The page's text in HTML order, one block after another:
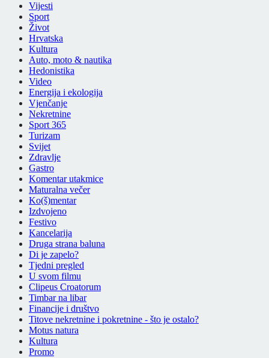
Vijesti
Sport
Život
Hrvatska
Kultura
Auto, moto & nautika
Hedonistika
Video
Energija i ekologija
Vjenčanje
Nekretnine
Sport 365
Turizam
Svijet
Zdravlje
Gastro
Komentar utakmice
Maturalna večer
Ko(š)mentar
Izdvojeno
Festivo
Kancelarija
Druga strana baluna
Di je zapelo?
Tjedni pregled
U svom filmu
Clipeus Croatorum
Timbar na libar
Financije i društvo
Titove nekretnine i pokretnine - što je ostalo?
Motus natura
Kultura
Promo